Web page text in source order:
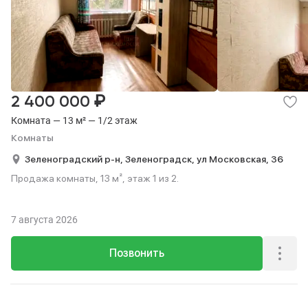
Комната — 13 м² — 1/2 этаж
Комнаты
2 400 000 ₽
Зеленоградский р-н, Зеленоградск, ул Московская, 36
Продажа комнаты, 13 м², этаж 1 из 2.
Позвонить
7 августа 2026